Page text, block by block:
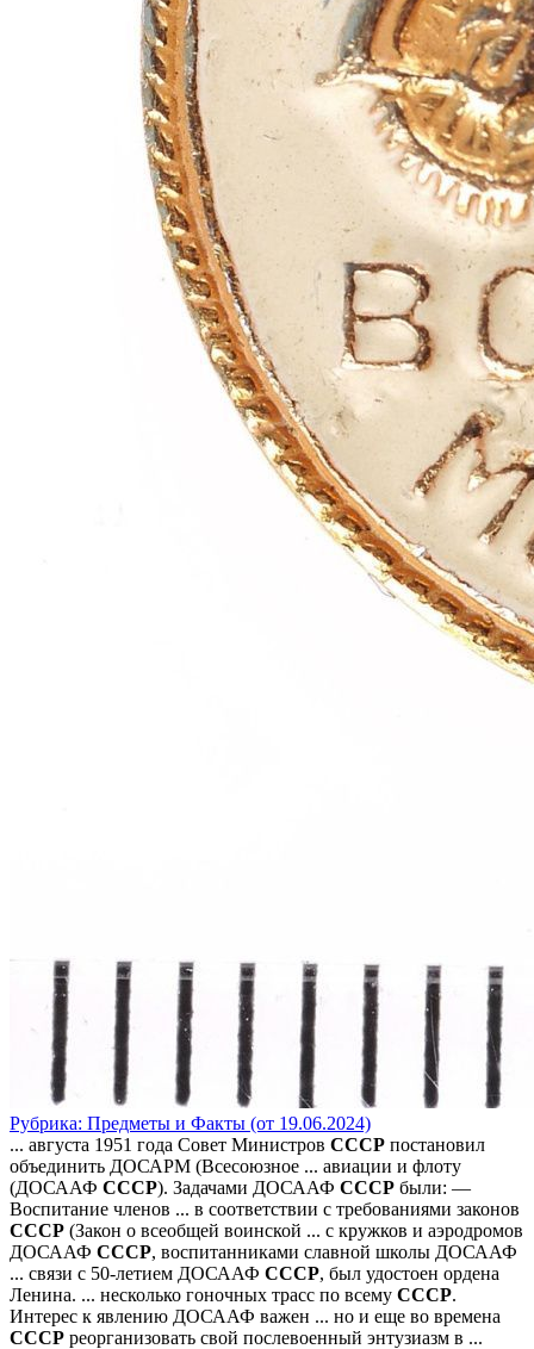
Рубрика: Предметы и Факты (от 19.06.2024)
... августа 1951 года Совет Министров СССР постановил
объединить ДОСАРМ (Всесоюзное ... авиации и флоту
(ДОСААФ СССР). Задачами ДОСААФ СССР были: —
Воспитание членов ... в соответствии с требованиями законов
СССР (Закон о всеобщей воинской ... с кружков и аэродромов
ДОСААФ СССР, воспитанниками славной школы ДОСААФ
... связи с 50-летием ДОСААФ СССР, был удостоен ордена
Ленина. ... несколько гоночных трасс по всему СССР.
Интерес к явлению ДОСААФ важен ... но и еще во времена
СССР реорганизовать свой послевоенный энтузиазм в ...